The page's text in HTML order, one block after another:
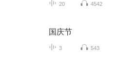
20 4542
国庆节
3 543